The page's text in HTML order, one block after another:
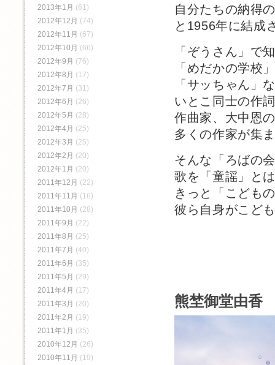
自分たちの納得
と1956年に結成
「ぞうさん」で
「めだかの学校
「サッちゃん」
いとこ同士の作
作曲家、大中恩
多くの作家が集
そんな「ろばの
歌を「童謡」と
きっと「こども
彼ら自身がこど
熊埜御堂由香
2013年1月 (61)
2012年12月 (74)
2012年11月 (67)
2012年10月 (66)
2012年9月 (76)
2012年8月 (17)
2012年7月 (31)
2012年6月 (26)
2012年5月 (28)
2012年4月 (25)
2012年3月 (25)
2012年2月 (20)
2012年1月 (20)
2011年12月 (22)
2011年11月 (16)
2011年10月 (28)
2011年9月 (22)
2011年8月 (25)
2011年7月 (40)
2011年6月 (35)
2011年5月 (29)
2011年4月 (17)
2011年3月 (20)
2011年2月 (19)
2011年1月 (35)
2010年12月 (26)
2010年11月 (19)